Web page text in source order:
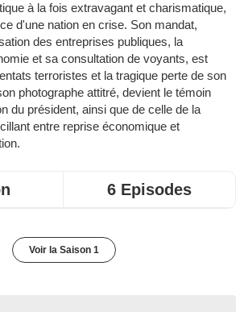
à la fois extravagant et charismatique,
d'une nation en crise. Son mandat,
des entreprises publiques, la
et sa consultation de voyants, est
terroristes et la tragique perte de son
photographe attitré, devient le témoin
du président, ainsi que de celle de la
entre reprise économique et
6 Episodes
Voir la Saison 1